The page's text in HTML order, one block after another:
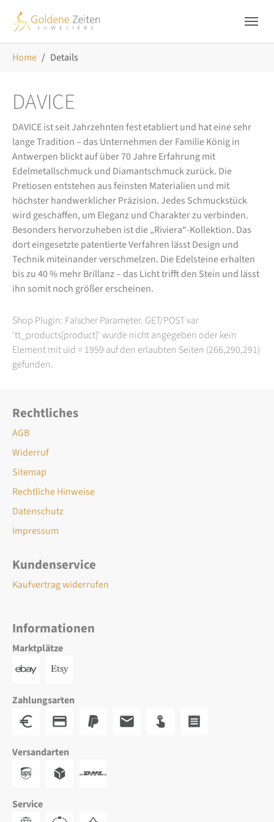
Home Details
DAVICE
DAVICE ist seit Jahrzehnten fest etabliert und hat eine sehr
lange Tradition – das Unternehmen der Familie König in
Antwerpen blickt auf über 70 Jahre Erfahrung mit
Edelmetallschmuck und Diamantschmuck zurück. Die
Pretiosen entstehen aus feinsten Materialien und mit
höchster handwerklicher Präzision. Jedes Schmuckstück
wird geschaffen, um Eleganz und Charakter zu verbinden.
Besonders hervorzuheben ist die „Riviera“-Kollektion. Das
dort eingesetzte patentierte Verfahren lässt Design und
Technik miteinander verschmelzen. Die Edelsteine erhalten
bis zu 40 % mehr Brillanz – das Licht trifft den Stein und lässt
ihn somit noch größer erscheinen.
Shop Plugin: Falscher Parameter. GET/POST var
'tt_products[product]' wurde nicht angegeben oder kein
Element mit uid = 1959 auf den erlaubten Seiten (266,290,291)
gefunden.
Rechtliches
AGB
Widerruf
Sitemap
Rechtliche Hinweise
Datenschutz
Impressum
Kundenservice
Kaufvertrag widerrufen
Informationen
Marktplätze
Zahlungsarten
Versandarten
Service